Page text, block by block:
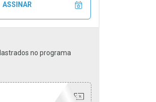
ASSINAR
no programa